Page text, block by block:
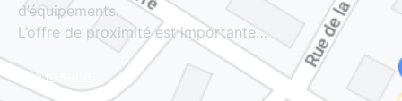
d’équipements.
L’offre de proximité est importante…
Lire la suite